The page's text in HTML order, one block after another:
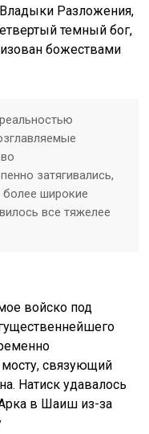
Разложения,
темный бог,
божествами
затягивались,
широкие
все тяжелее
войско под
связующий
Натиск удавалось
в Шаиш из-за